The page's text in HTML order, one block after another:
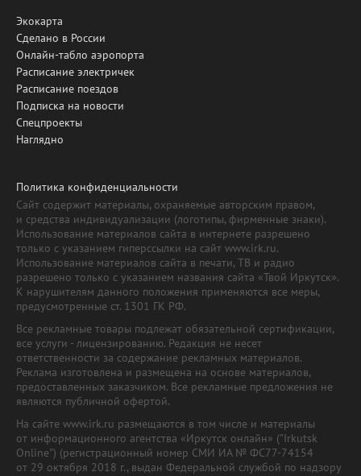
Экокарта
Сделано в России
Онлайн-табло аэропорта
Расписание электричек
Расписание поездов
Подписка на новости
Спецпроекты
Наглядно
Политика конфиденциальности
Сайт содержит материалы, охраняемые авторским правом,
и средства индивидуализации (логотипы, фирменные знаки).
Использование материалов сайта в интернете разрешено
только с указанием гиперссылки на сайт www.irk.ru.
Использование материалов сайта в печати, ТВ и радио
разрешено только с указанием названия сайта «Твой Иркутск».
К нарушителям данного положения применяются все меры,
предусмотренные ст. 1301 ГК РФ.
Все рекламные товары подлежат обязательной сертификации,
все услуги - лицензированию. Редакция не несет
ответственности за содержание рекламных материалов.
Реклама изготовлена и размещена на основе материалов,
предоставленных заказчиком. Все рекламные предложения не
являются публичной офертой.
На сайте www.irk.ru размещаются в том числе и материалы
от информационного агентства «Иркутск онлайн» ("Irkutsk
Online") (регистрационный номер СМИ ИА № ФС77-74154
от 29 октября 2018 г., выдан Федеральной службой по надзору